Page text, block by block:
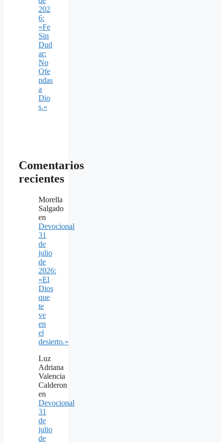
202
6:
«Fe
Sin
Dud
ar:
No
Ofe
ndas
a
Dio
s.»
Comentarios
recientes
Morella
Salgado
en
Devocional
31
de
julio
de
2026:
«El
Dios
que
te
ve
en
el
desierto.»
Luz
Adriana
Valencia
Calderon
en
Devocional
31
de
julio
de